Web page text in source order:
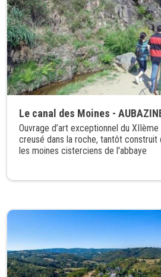
Le canal des Moines -
Ouvrage d’art exceptionnel du
creusé dans la roche, tantôt construit
les moines cisterciens de l'abbaye